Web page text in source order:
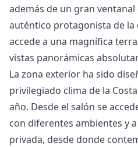
además de un gran
auténtico protagonista de la
accede a una magnífica
vistas panorámicas
La zona exterior ha sido
privilegiado clima de la
año. Desde el salón se
con diferentes ambientes y
privada, desde donde